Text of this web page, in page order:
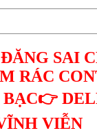
SAI
RÁC
BẠC👉
VIỄN